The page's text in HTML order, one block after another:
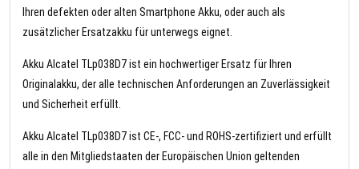
Ihren defekten oder alten Smartphone Akku, oder auch als
zusätzlicher Ersatzakku für unterwegs eignet.
Akku Alcatel TLp038D7 ist ein hochwertiger Ersatz für Ihren
Originalakku, der alle technischen Anforderungen an Zuverlässigkeit
und Sicherheit erfüllt.
Akku Alcatel TLp038D7 ist CE-, FCC- und ROHS-zertifiziert und erfüllt
alle in den Mitgliedstaaten der Europäischen Union geltenden